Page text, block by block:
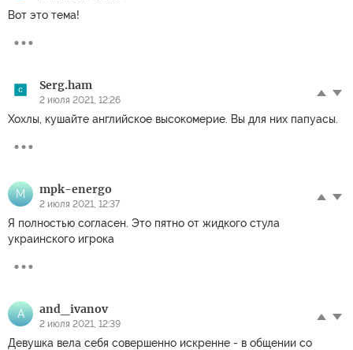
Вот это тема!
Serg.ham
2 июля 2021, 12:26
Хохлы, кушайте английское высокомерие. Вы для них папуасы.
M mpk-energo
2 июля 2021, 12:37
Я полностью согласен. Это пятно от жидкого стула
украинского игрока
A and_ivanov
2 июля 2021, 12:39
Девушка вела себя совершенно искренне - в общении со